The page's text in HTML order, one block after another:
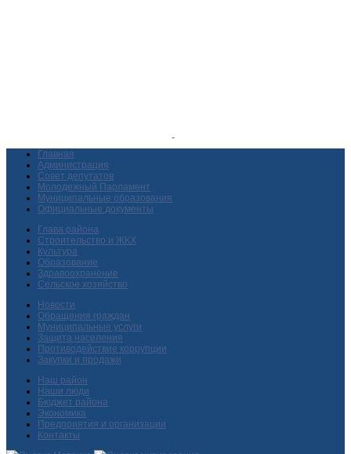
Главная
Администрация
Совет депутатов
Молодежный Парламент
Муниципальные образования
Официальные документы
Глава района
Строительство и ЖКХ
Культура
Образование
Здравоохранение
Сельское хозяйство
Новости
Обращения граждан
Муниципальные услуги
Защита населения
Противодействие коррупции
Закупки и продажи
Наш район
Наши люди
Бюджет района
Экономика
Предприятия и организации
Контакты